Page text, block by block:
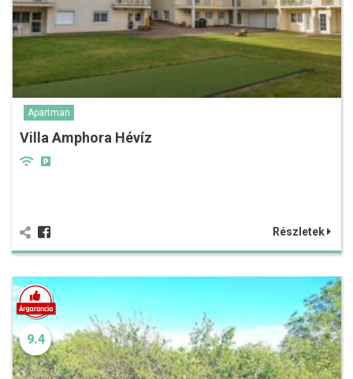
Apartman
Villa Amphora Hévíz
Részletek
9.4